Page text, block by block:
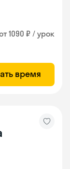
1090 ₽ / урок
время